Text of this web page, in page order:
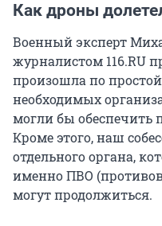
Как дроны
Военный эксперт
журналистом 116.RU
произошла по
необходимых
могли бы обеспечить
Кроме этого, наш
отдельного органа,
именно ПВО
могут продолжиться.